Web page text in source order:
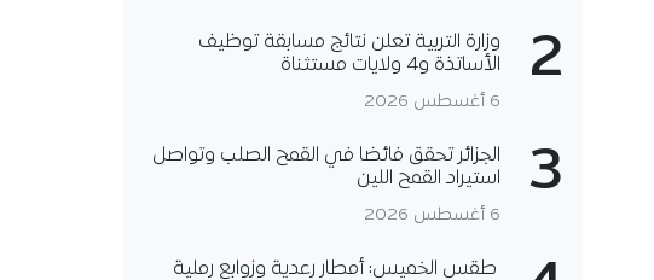
2
وزارة التربية تعلن نتائج مسابقة توظيف
الأساتذة و4 ولايات مستثناة
6 أغسطس 2026
3
الجزائر تحقق فائضا في القمح الصلب وتواصل
استيراد القمح اللين
6 أغسطس 2026
طقس الخميس: أمطار رعدية وزوابع رملية